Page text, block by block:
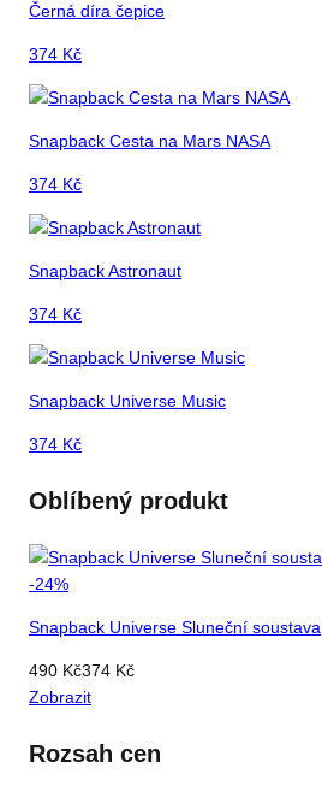
Černá díra čepice
374 Kč
Snapback Cesta na Mars NASA
374 Kč
Snapback Astronaut
374 Kč
Snapback Universe Music
374 Kč
Oblíbený produkt
-24%
Snapback Universe Sluneční soustava
490 Kč374 Kč
Zobrazit
Rozsah cen